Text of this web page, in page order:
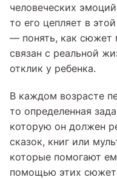
человеческих
то его цепляет в
— понять, как сюжет
связан с реальной
отклик у ребенка.
В каждом возрасте
то определенная
которую он должен
сказок, книг или
которые помогают
помощью этих